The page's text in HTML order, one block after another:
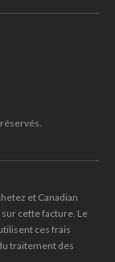
et Canadian
cette facture. Le
ces frais
traitement des